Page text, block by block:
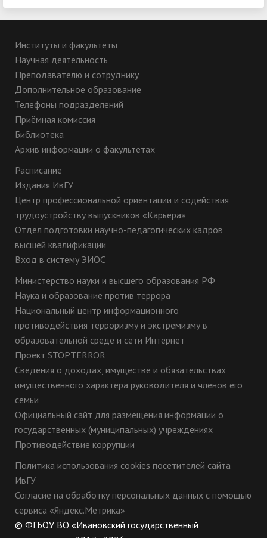
Институты и факультеты
Научная деятельность
Преподавателю и сотруднику
Дополнительное образование
Телефоны подразделений
Приёмная комиссия
Библиотека
Архив информации о факультетах
Расписание
Издания ИвГУ
Центр профессиональной ориентации и содействия
трудоустройству выпускников «Карьера»
Отдел подготовки научно-педагогических кадров
высшей квалификации
Вход в систему ЭИОС
Министерство науки и высшего образования РФ
Наука и образование против террора
Национальный центр информационного
противодействия терроризму и экстремизму в
образовательной среде и сети Интернет
Проект STOPTERROR
Сведения о доходах, имуществе и обязательствах
имущественного характера руководителя и членов его
семьи
Официальный сайт для размещения информации о
государственных (муниципальных) учреждениях
Противодействие коррупции
Политика использования cookies посетителей сайта
ИвГУ
Согласие на обработку персональных данных с помощью
сервиса «Яндекс.Метрика»
© ФГБОУ ВО «Ивановский государственный